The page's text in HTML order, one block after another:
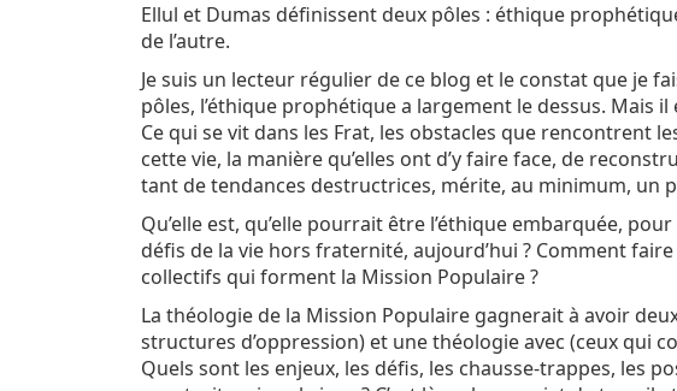
Ellul et Dumas définissent deux pôles : éthique
de l’autre.
Je suis un lecteur régulier de ce blog et le constat que je
pôles, l’éthique prophétique a largement le dessus. Mais
Ce qui se vit dans les Frat, les obstacles que rencontrent
cette vie, la manière qu’elles ont d’y faire face, de
tant de tendances destructrices, mérite, au minimum, un
Qu’elle est, qu’elle pourrait être l’éthique embarquée,
défis de la vie hors fraternité, aujourd’hui ? Comment
collectifs qui forment la Mission Populaire ?
La théologie de la Mission Populaire gagnerait à avoir
structures d’oppression) et une théologie avec (ceux qui
Quels sont les enjeux, les défis, les chausse-trappes, les